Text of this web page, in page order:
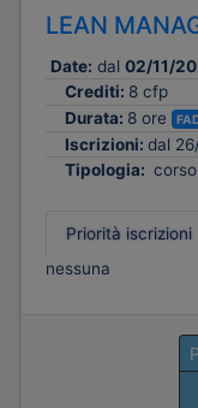
LEAN
Date: dal 02/11/
Crediti: 8 cfp
Durata: 8 ore
Iscrizioni: dal
Tipologia: corso
Priorità iscrizioni
nessuna